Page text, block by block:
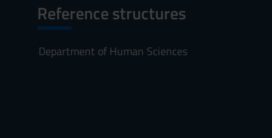
Reference structures
Department of Human Sciences